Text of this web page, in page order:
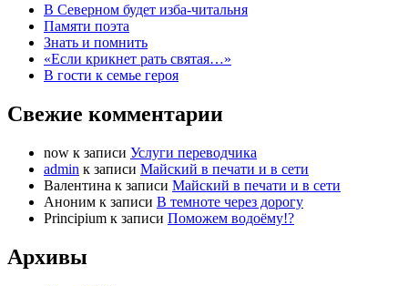
В Северном будет изба-читальня
Памяти поэта
Знать и помнить
«Если крикнет рать святая…»
В гости к семье героя
Свежие комментарии
now к записи Услуги переводчика
admin к записи Майский в печати и в сети
Валентина к записи Майский в печати и в сети
Аноним к записи В темноте через дорогу
Principium к записи Поможем водоёму!?
Архивы